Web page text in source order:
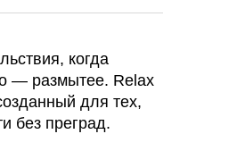
когда
— размытее. Relax
для тех,
без преград.